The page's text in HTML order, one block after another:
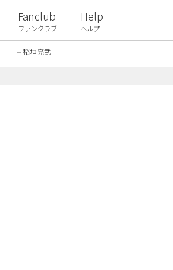
Fanclub
ファンクラブ
Help
ヘルプ
稲垣亮弐